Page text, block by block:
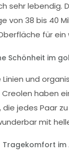
sehr
von 38 bis
für
Schönheit im
und
haben
jedes Paar
mit
Tragekomfort im